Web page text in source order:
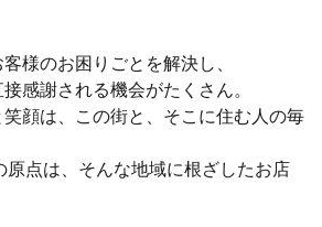
様のお困りごとを解決し、
接感謝される機会がたくさん。
顔は、この街と、そこに住む人の毎
原点は、そんな地域に根ざしたお店